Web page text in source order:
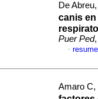
De
canis
Puer Ped
·
Amaro